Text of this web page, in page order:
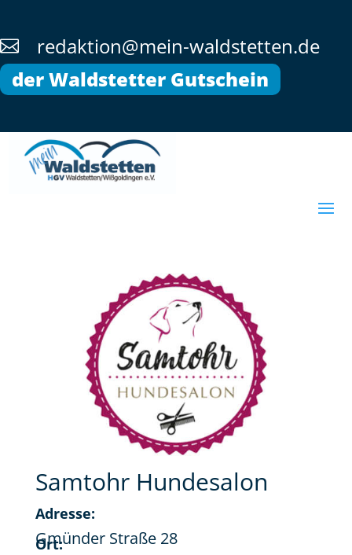

redaktion@mein-waldstetten.de
der Waldstetter Gutschein
Samtohr Hundesalon
Adresse:
Gmünder Straße 28
Ort: